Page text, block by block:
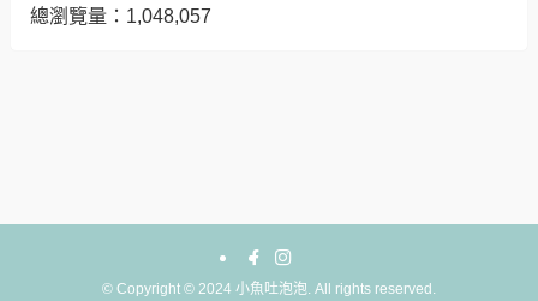
總瀏覽量：1,048,057
© Copyright © 2024 小魚吐泡泡. All rights reserved.